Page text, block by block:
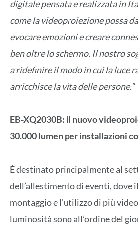
digitale pensata e realizzata in
come la videoproiezione possa
evocare emozioni e creare
ben oltre lo schermo. Il nostro
a ridefinire il modo in cui la luce
arricchisce la vita delle persone.”
EB-XQ2030B: il nuovo
30.000 lumen per installazioni
È destinato principalmente al
dell’allestimento di eventi, dove
montaggio e l’utilizzo di più
luminosità sono all’ordine del